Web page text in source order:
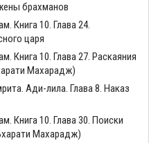
брахманов
Книга 10. Глава 24.
царя
Книга 10. Глава 27. Раскаяния
Махарадж)
Ади-лила. Глава 8. Наказ
Книга 10. Глава 30. Поиски
Махарадж)